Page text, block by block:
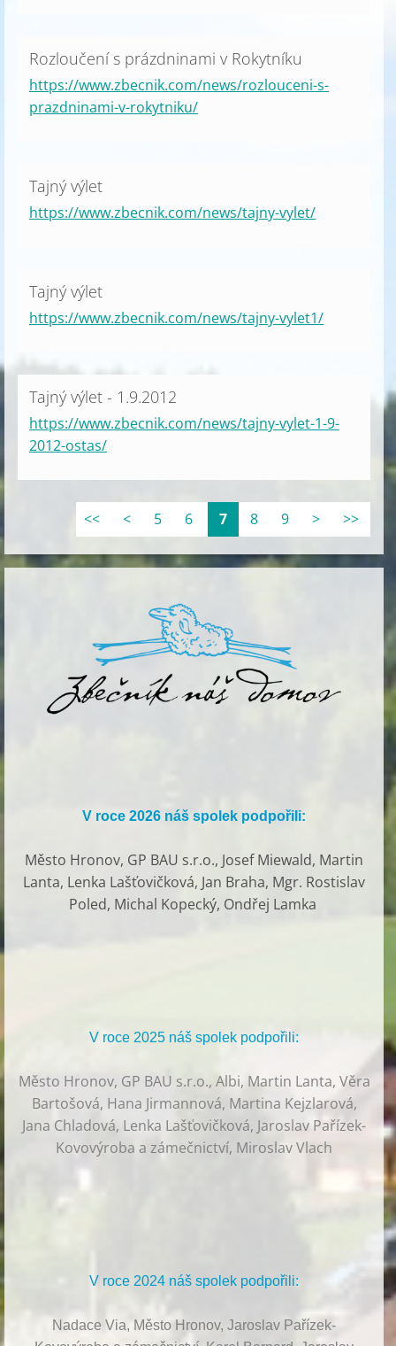
Rozloučení s prázdninami v Rokytníku
https://www.zbecnik.com/news/rozlouceni-s-
prazdninami-v-rokytniku/
Tajný výlet
https://www.zbecnik.com/news/tajny-vylet/
Tajný výlet
https://www.zbecnik.com/news/tajny-vylet1/
Tajný výlet - 1.9.2012
https://www.zbecnik.com/news/tajny-vylet-1-9-
2012-ostas/
<< < 5 6 7 8 9 > >>
V roce 2026 náš spolek podpořili:
Město Hronov, GP BAU s.r.o., Josef Miewald, Martin
Lanta, Lenka Lašťovičková, Jan Braha, Mgr. Rostislav
Poled, Michal Kopecký, Ondřej Lamka
V roce 2025 náš spolek podpořili:
Město Hronov, GP BAU s.r.o., Albi, Martin Lanta, Věra
Bartošová, Hana Jirmannová, Martina Kejzlarová,
Jana Chladová, Lenka Lašťovičková, Jaroslav Pařízek-
Kovovýroba a zámečnictví, Miroslav Vlach
V roce 2024 náš spolek podpořili:
Nadace Via, Město Hronov, Jaroslav Pařízek-